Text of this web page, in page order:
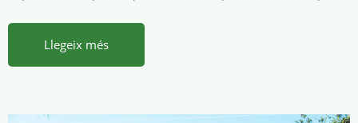
Llegeix més